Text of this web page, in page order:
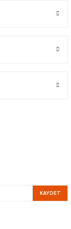
KAYDET